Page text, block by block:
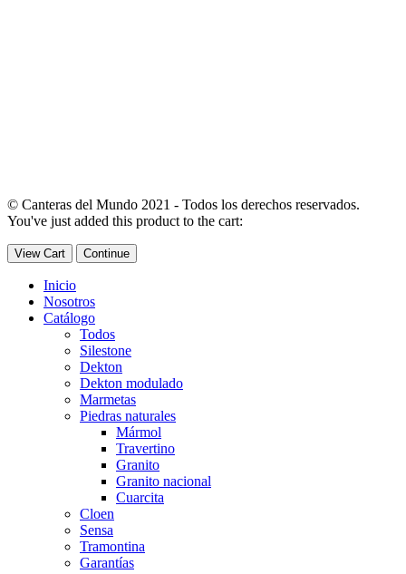
© Canteras del Mundo 2021 - Todos los derechos reservados.
You've just added this product to the cart:
View Cart Continue
Inicio
Nosotros
Catálogo
Todos
Silestone
Dekton
Dekton modulado
Marmetas
Piedras naturales
Mármol
Travertino
Granito
Granito nacional
Cuarcita
Cloen
Sensa
Tramontina
Garantías